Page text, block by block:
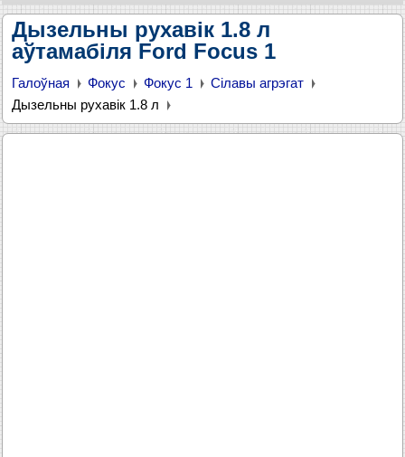
Дызельны рухавік 1.8 л
аўтамабіля Ford Focus 1
Галоўная Фокус Фокус 1
Сілавы агрэгат
Дызельны рухавік 1.8 л